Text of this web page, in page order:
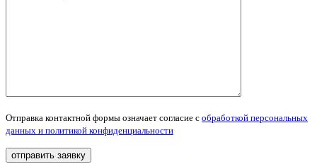
Отправка контактной формы означает согласие с обработкой персональных
данных и политикой конфиденциальности